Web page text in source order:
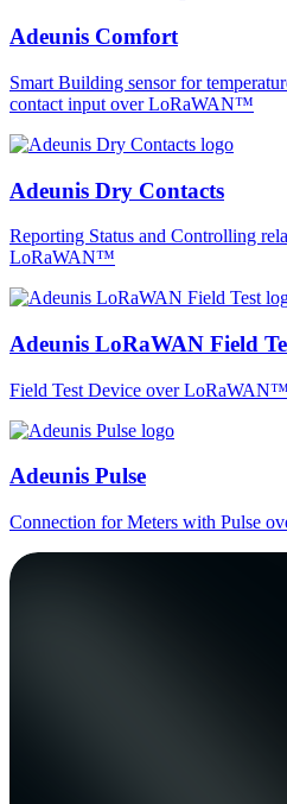
Adeunis Comfort
Smart Building sensor for
contact input over LoRaWAN™
Adeunis Dry Contacts
Reporting Status and Controlling
LoRaWAN™
Adeunis LoRaWAN Field
Field Test Device over LoRaWAN™
Adeunis Pulse
Connection for Meters with Pulse